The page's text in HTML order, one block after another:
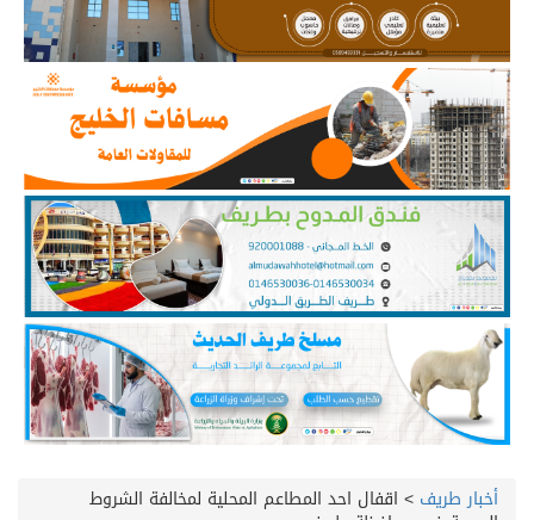
أخبار طريف>اقفال احد المطاعم المحلية لمخالفة الشروط